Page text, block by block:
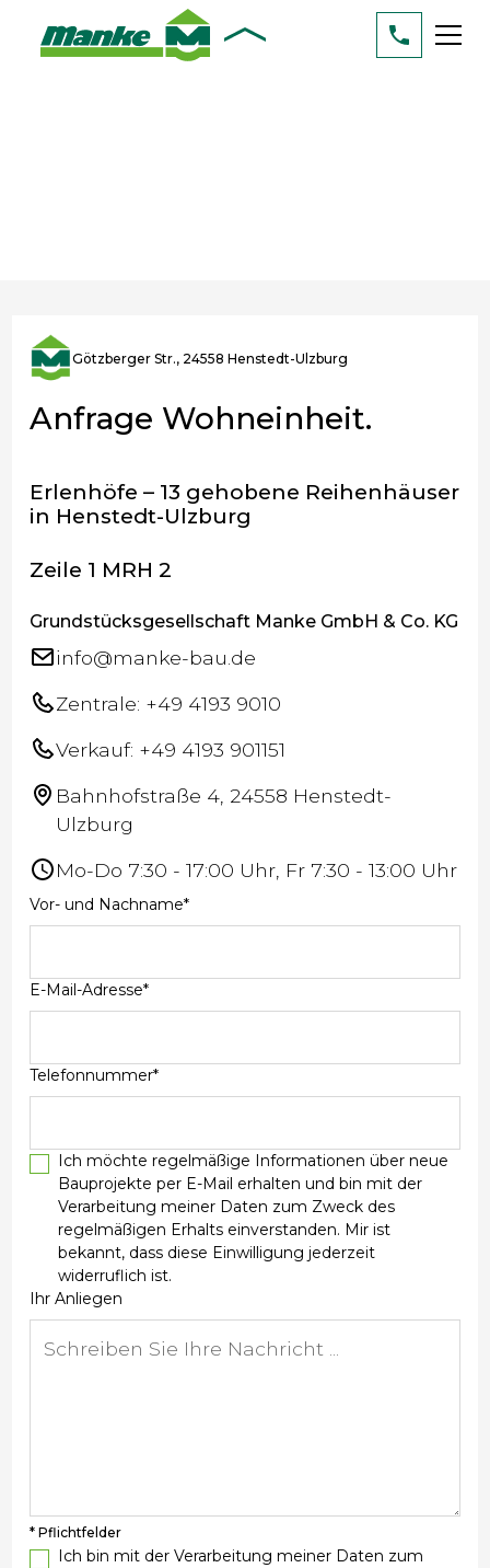
Götzberger Str., 24558 Henstedt-Ulzburg
Anfrage Wohneinheit.
Erlenhöfe – 13 gehobene Reihenhäuser
in Henstedt-Ulzburg
Zeile 1 MRH 2
Grundstücksgesellschaft Manke GmbH & Co. KG
info@manke-bau.de
Zentrale: +49 4193 9010
Verkauf: +49 4193 901151
Bahnhofstraße 4, 24558 Henstedt-
Ulzburg
Mo-Do 7:30 - 17:00 Uhr, Fr 7:30 - 13:00 Uhr
Vor- und Nachname*
E-Mail-Adresse*
Telefonnummer*
Ich möchte regelmäßige Informationen über neue
Bauprojekte per E-Mail erhalten und bin mit der
Verarbeitung meiner Daten zum Zweck des
regelmäßigen Erhalts einverstanden. Mir ist
bekannt, dass diese Einwilligung jederzeit
widerruflich ist.
Ihr Anliegen
* Pflichtfelder
Ich bin mit der Verarbeitung meiner Daten zum